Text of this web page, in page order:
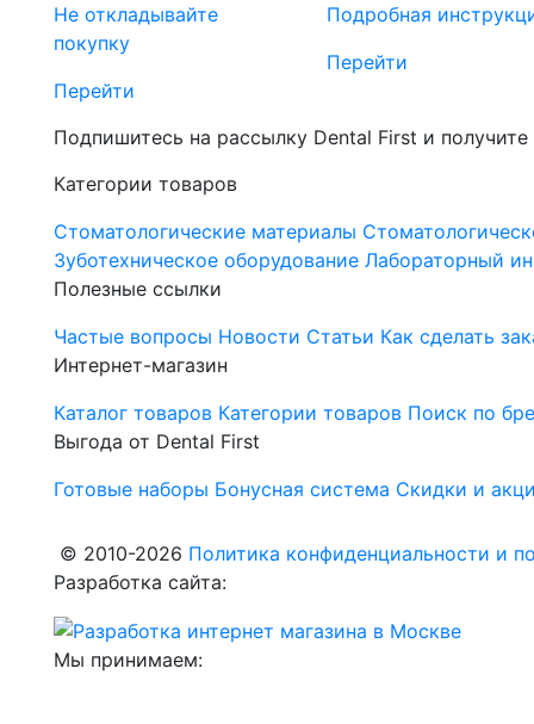
Не откладывайте
покупку
Перейти
Подробная
Перейти
Подпишитесь на рассылку Dental First и
Категории товаров
Стоматологические материалы
Зуботехническое оборудование Лабораторный
Полезные ссылки
Частые вопросы Новости Статьи Как сделать
Интернет-магазин
Каталог товаров Категории товаров Поиск по
Выгода от Dental First
Готовые наборы Бонусная система Скидки и
© 2010-2026 Политика конфиденциальности и
Разработка сайта:
Мы принимаем: